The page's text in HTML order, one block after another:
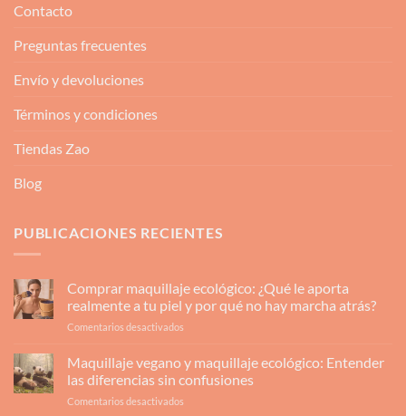
Contacto
Preguntas frecuentes
Envío y devoluciones
Términos y condiciones
Tiendas Zao
Blog
PUBLICACIONES RECIENTES
Comprar maquillaje ecológico: ¿Qué le aporta
realmente a tu piel y por qué no hay marcha atrás?
Comentarios desactivados
ecológico:
¿Qué
Maquillaje vegano y maquillaje ecológico: Entender
las diferencias sin confusiones
Comentarios desactivados